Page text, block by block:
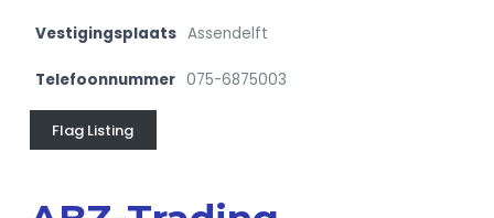
Vestigingsplaats Assendelft
Telefoonnummer 075-6875003
Flag Listing